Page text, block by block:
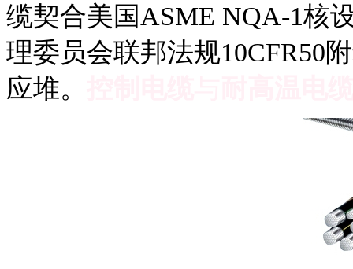
缆契合美国ASME NQA-1核
理委员会联邦法规10CFR50
应堆。